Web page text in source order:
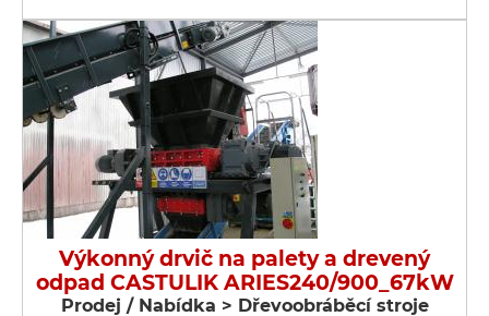
Výkonný drvič na palety a drevený
odpad CASTULIK ARIES240/900_67kW
Prodej / Nabídka > Dřevoobráběcí stroje